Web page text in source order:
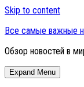
Skip to content
Все самые важные
Обзор новостей в
Expand Menu